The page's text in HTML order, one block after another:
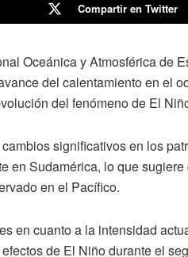
Compartir en Twitter
Oceánica y Atmosférica de
del calentamiento en el
del fenómeno de El
significativos en los
en Sudamérica, lo que sugiere
en el Pacífico.
en cuanto a la intensidad
de El Niño durante el